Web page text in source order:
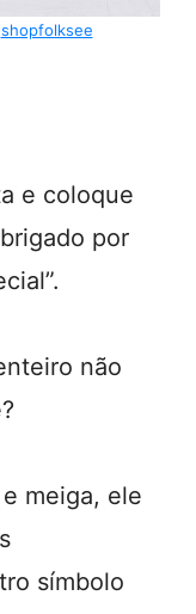
shopfolksee
e coloque
por
não
meiga, ele
símbolo